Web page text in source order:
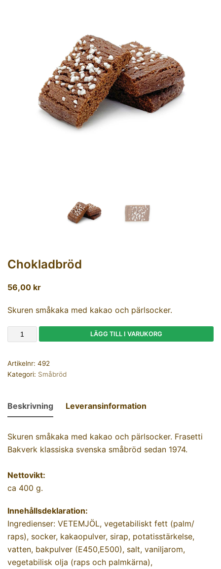
Chokladbröd
56,00 kr
Skuren småkaka med kakao och pärlsocker.
LÄGG TILL I VARUKORG
Artikelnr: 492
Kategori: Småbröd
Beskrivning Leveransinformation
Skuren småkaka med kakao och pärlsocker. Frasetti
Bakverk klassiska svenska småbröd sedan 1974.
Nettovikt:
ca 400 g.
Innehållsdeklaration:
Ingredienser: VETEMJÖL, vegetabiliskt fett (palm/
raps), socker, kakaopulver, sirap, potatisstärkelse,
vatten, bakpulver (E450,E500), salt, vaniljarom,
vegetabilisk olja (raps och palmkärna),